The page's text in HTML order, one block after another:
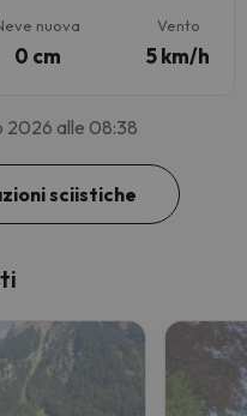
nuova
0 cm
Vento
5 km/h
2026 alle 08:38
sciistiche